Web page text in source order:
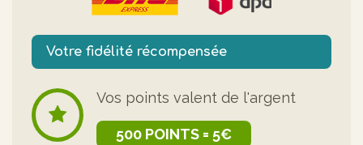
Votre fidélité récompensée
Vos points valent de l'argent
500 POINTS = 5€